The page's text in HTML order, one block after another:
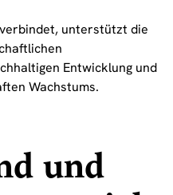
unterstützt die
Entwicklung und
Wachstums.
und